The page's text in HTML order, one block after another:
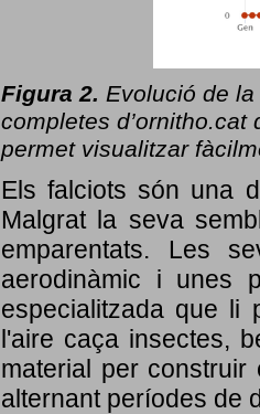
Figura 2. Evolució de la
completes d’ornitho.cat
permet visualitzar
Els falciots són una
Malgrat la seva
emparentats. Les
aerodinàmic i unes
especialitzada que li
l'aire caça insectes,
material per
alternant períodes de